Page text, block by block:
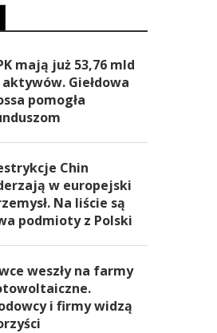
mają już 53,76 mld
aktywów. Giełdowa
pomogła
Chin
w europejski
Na liście są
podmioty z Polski
weszły na farmy
i firmy widzą